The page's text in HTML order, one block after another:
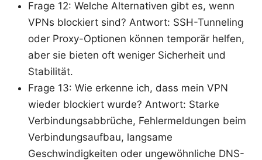
Frage 12: Welche Alternativen gibt es, wenn
VPNs blockiert sind? Antwort: SSH-Tunneling
oder Proxy-Optionen können temporär helfen,
aber sie bieten oft weniger Sicherheit und
Stabilität.
Frage 13: Wie erkenne ich, dass mein VPN
wieder blockiert wurde? Antwort: Starke
Verbindungsabbrüche, Fehlermeldungen beim
Verbindungsaufbau, langsame
Geschwindigkeiten oder ungewöhnliche DNS-